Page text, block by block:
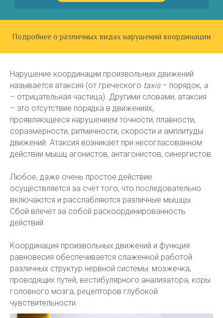
Подробнее о различных видах нарушений координации
Нарушение координации произвольных движений
называется атаксия (от греческого taxis– порядок, a
– отрицательная частица). Другими словами, атаксия
– это отсутствие порядка в движениях,
проявляющееся нарушением точности, плавности,
соразмерности, ритмичности, скорости и амплитуды
движений. Атаксия возникает при несогласованном
действии мышц агонистов, антагонистов, синергистов.
Любое, даже очень простое действие
осуществляется за счёт того, что последовательно
включаются и расслабляются различные мышцы.
Сбой влечёт за собой раскоординированность
действий.
Координация произвольных движений и функция
равновесия обеспечивается слаженной работой
различных структур нервной системы: мозжечка,
проводящих путей, вестибулярного анализатора, коры
головного мозга, рецепторов глубокой
чувствительности.